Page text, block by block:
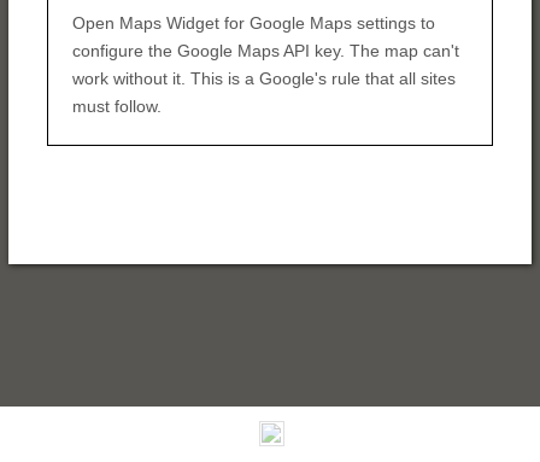
Open Maps Widget for Google Maps settings to
configure the Google Maps API key. The map can't
work without it. This is a Google's rule that all sites
must follow.